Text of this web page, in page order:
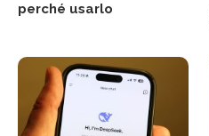
perché usarlo